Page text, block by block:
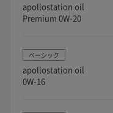
apollostation oil
Premium 0W-20
ベーシック
apollostation oil
0W-16